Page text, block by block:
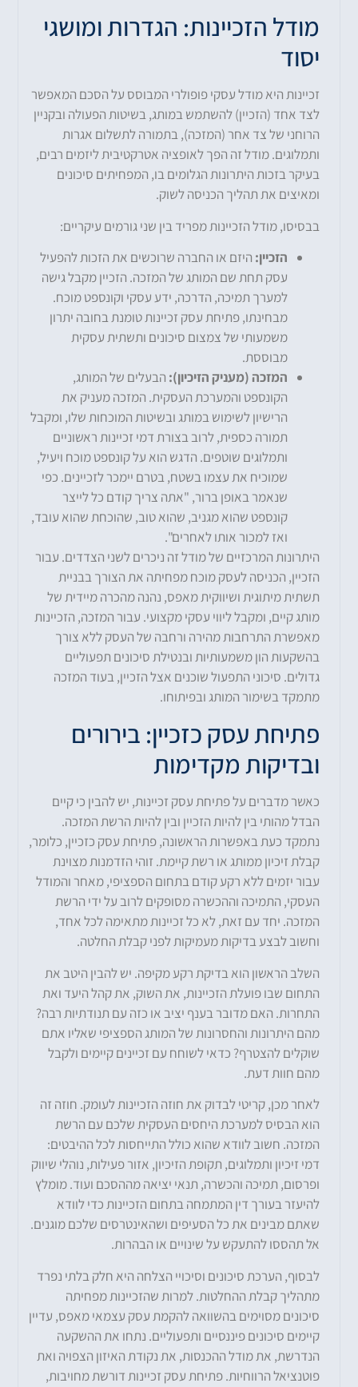
מודל הזכיינות: הגדרות ומושגי
יסוד
זכיינות היא מודל עסקי פופולרי המבוסס על הסכם המאפשר
לצד אחד (הזכיין) להשתמש במותג, בשיטות הפעולה ובקניין
הרוחני של צד אחר (המזכה), בתמורה לתשלום אגרות
ותמלוגים. מודל זה הפך לאופציה אטרקטיבית ליזמים רבים,
בעיקר בזכות היתרונות הגלומים בו, המפחיתים סיכונים
ומאיצים את תהליך הכניסה לשוק.
בבסיסו, מודל הזכיינות מפריד בין שני גורמים עיקריים:
הזכיין:היזם או החברה שרוכשים את הזכות להפעיל
עסק תחת שם המותג של המזכה. הזכיין מקבל גישה
למערך תמיכה, הדרכה, ידע עסקי וקונספט מוכח.
מבחינתו, פתיחת עסק זכיינות טומנת בחובה יתרון
משמעותי של צמצום סיכונים ותשתית עסקית
מבוססת.
המזכה (מעניק הזיכיון):הבעלים של המותג,
הקונספט והמערכת העסקית. המזכה מעניק את
הרישיון לשימוש במותג ובשיטות המוכחות שלו, ומקבל
תמורה כספית, לרוב בצורת דמי זכיינות ראשוניים
ותמלוגים שוטפים. הדגש הוא על קונספט מוכח ויעיל,
שמוכיח את עצמו בשטח, בטרם יימכר לזכיינים. כפי
שנאמר באופן ברור, "אתה צריך קודם כל לייצר
קונספט שהוא מגניב, שהוא טוב, שהוכחת שהוא עובד,
ואז למכור אותו לאחרים".
היתרונות המרכזיים של מודל זה ניכרים לשני הצדדים. עבור
הזכיין, הכניסה לעסק מוכח מפחיתה את הצורך בבניית
תשתית מיתוגית ושיווקית מאפס, נהנה מהכרה מיידית של
מותג קיים, ומקבל ליווי עסקי מקצועי. עבור המזכה, הזכיינות
מאפשרת התרחבות מהירה ורחבה של העסק ללא צורך
בהשקעות הון משמעותיות ובנטילת סיכונים תפעוליים
גדולים. סיכוני התפעול שוכנים אצל הזכיין, בעוד המזכה
מתמקד בשימור המותג ובפיתוחו.
פתיחת עסק כזכיין: בירורים
ובדיקות מקדימות
כאשר מדברים על פתיחת עסק זכיינות, יש להבין כי קיים
הבדל מהותי בין להיות הזכיין ובין להיות הרשת המזכה.
נתמקד כעת באפשרות הראשונה, פתיחת עסק כזכיין, כלומר,
קבלת זיכיון ממותג או רשת קיימת. זוהי הזדמנות מצוינת
עבור יזמים ללא רקע קודם בתחום הספציפי, מאחר והמודל
העסקי, התמיכה וההכשרה מסופקים לרוב על ידי הרשת
המזכה. יחד עם זאת, לא כל זכיינות מתאימה לכל אחד,
וחשוב לבצע בדיקות מעמיקות לפני קבלת החלטה.
השלב הראשון הוא בדיקת רקע מקיפה. יש להבין היטב את
התחום שבו פועלת הזכיינות, את השוק, את קהל היעד ואת
התחרות. האם מדובר בענף יציב או כזה עם תנודתיות רבה?
מהם היתרונות והחסרונות של המותג הספציפי שאליו אתם
שוקלים להצטרף? כדאי לשוחח עם זכיינים קיימים ולקבל
מהם חוות דעת.
לאחר מכן, קריטי לבדוק את חוזה הזכיינות לעומק. חוזה זה
הוא הבסיס למערכת היחסים העסקית שלכם עם הרשת
המזכה. חשוב לוודא שהוא כולל התייחסות לכל ההיבטים:
דמי זיכיון ותמלוגים, תקופת הזיכיון, אזור פעילות, נוהלי שיווק
ופרסום, תמיכה והכשרה, תנאי יציאה מההסכם ועוד. מומלץ
להיעזר בעורך דין המתמחה בתחום הזכיינות כדי לוודא
שאתם מבינים את כל הסעיפים ושהאינטרסים שלכם מוגנים.
אל תהססו להתעקש על שינויים או הבהרות.
לבסוף, הערכת סיכונים וסיכויי הצלחה היא חלק בלתי נפרד
מתהליך קבלת ההחלטות. למרות שהזכיינות מפחיתה
סיכונים מסוימים בהשוואה להקמת עסק עצמאי מאפס, עדיין
קיימים סיכונים פיננסיים ותפעוליים. נתחו את ההשקעה
הנדרשת, את מודל ההכנסות, את נקודת האיזון הצפויה ואת
פוטנציאל הרווחיות. פתיחת עסק זכיינות דורשת מחויבות,